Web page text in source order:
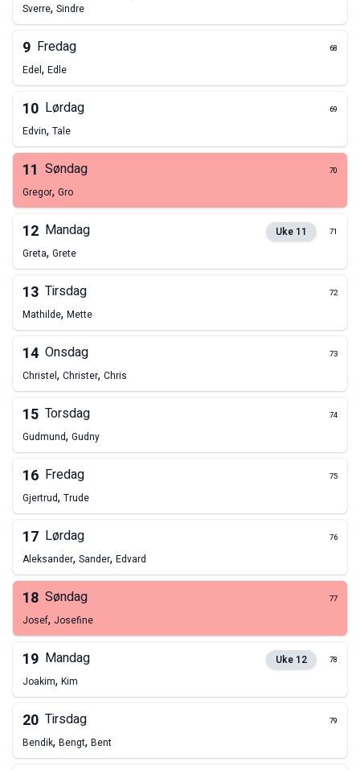
Sverre, Sindre
9 Fredag 68
Edel, Edle
10 Lørdag 69
Edvin, Tale
11 Søndag 70
Gregor, Gro
12 Mandag Uke 11 71
Greta, Grete
13 Tirsdag 72
Mathilde, Mette
14 Onsdag 73
Christel, Christer, Chris
15 Torsdag 74
Gudmund, Gudny
16 Fredag 75
Gjertrud, Trude
17 Lørdag 76
Aleksander, Sander, Edvard
18 Søndag 77
Josef, Josefine
19 Mandag Uke 12 78
Joakim, Kim
20 Tirsdag 79
Bendik, Bengt, Bent